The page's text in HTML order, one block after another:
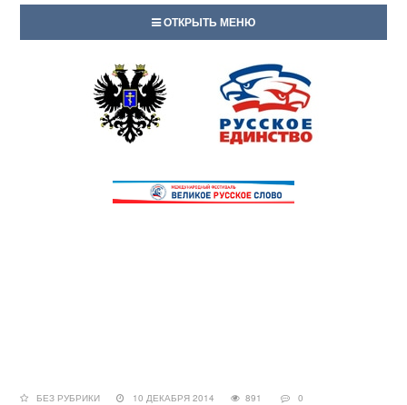
ОТКРЫТЬ МЕНЮ
БЕЗ РУБРИКИ 10 ДЕКАБРЯ 2014 891 0